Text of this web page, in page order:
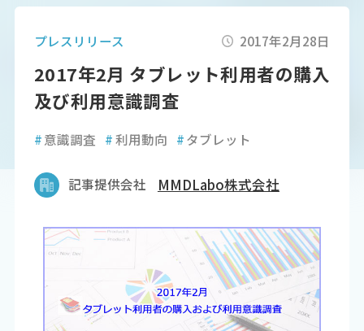
プレスリリース 2017年2月28日
2017年2月 タブレット利用者の購入
及び利用意識調査
#意識調査 #利用動向 #タブレット
記事提供会社 MMDLabo株式会社